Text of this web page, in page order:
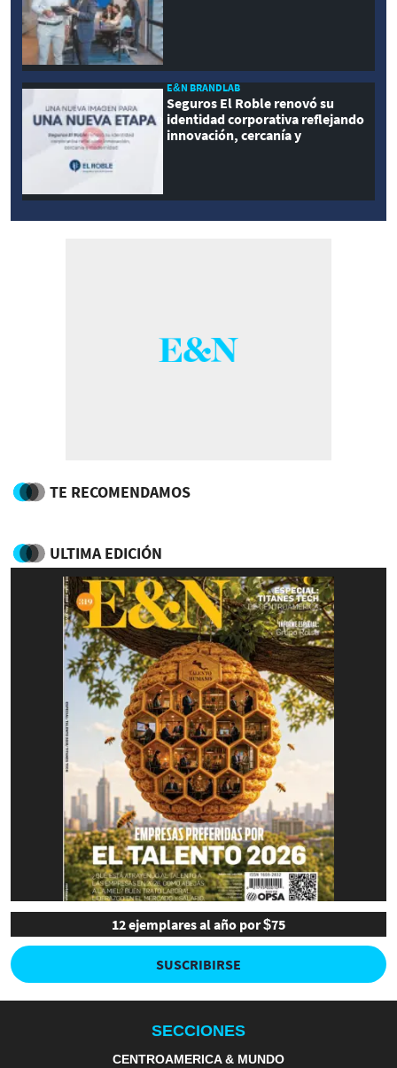
E&N BRANDLAB
Seguros El Roble renovó su
identidad corporativa reflejando
innovación, cercanía y
TE RECOMENDAMOS
ULTIMA EDICIÓN
12 ejemplares al año por $75
SUSCRIBIRSE
SECCIONES
CENTROAMERICA & MUNDO